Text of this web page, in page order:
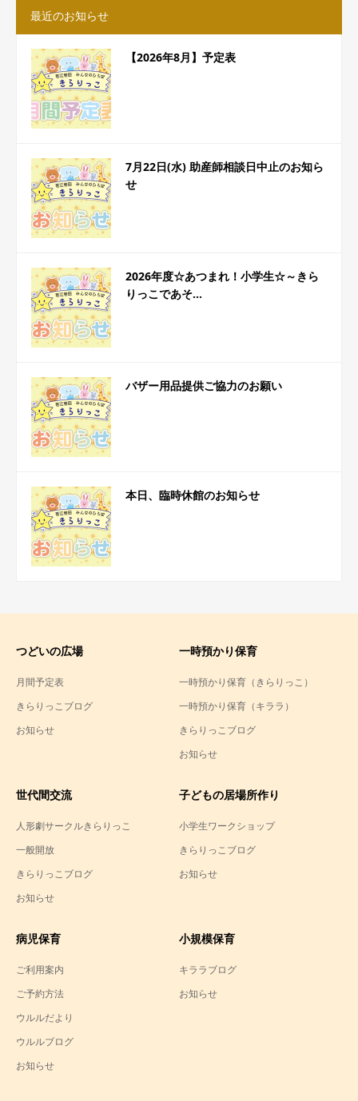
最近のお知らせ
【2026年8月】予定表
7月22日(水) 助産師相談日中止のお知ら
せ
2026年度☆あつまれ！小学生☆～きら
りっこであそ...
バザー用品提供ご協力のお願い
本日、臨時休館のお知らせ
つどいの広場
月間予定表
きらりっこブログ
お知らせ
一時預かり保育
一時預かり保育（きらりっこ）
一時預かり保育（キララ）
きらりっこブログ
お知らせ
世代間交流
人形劇サークルきらりっこ
一般開放
きらりっこブログ
お知らせ
子どもの居場所作り
小学生ワークショップ
きらりっこブログ
お知らせ
病児保育
ご利用案内
ご予約方法
ウルルだより
ウルルブログ
お知らせ
小規模保育
キララブログ
お知らせ